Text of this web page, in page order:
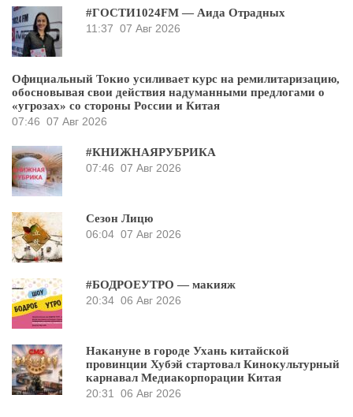
#ГОСТИ1024FM — Аида Отрадных
11:37 07 Авг 2026
Официальный Токио усиливает курс на ремилитаризацию,
обосновывая свои действия надуманными предлогами о
«угрозах» со стороны России и Китая
07:46 07 Авг 2026
#КНИЖНАЯРУБРИКА
07:46 07 Авг 2026
Сезон Лицю
06:04 07 Авг 2026
#БОДРОЕУТРО — макияж
20:34 06 Авг 2026
Накануне в городе Ухань китайской
провинции Хубэй стартовал Кинокультурный
карнавал Медиакорпорации Китая
20:31 06 Авг 2026